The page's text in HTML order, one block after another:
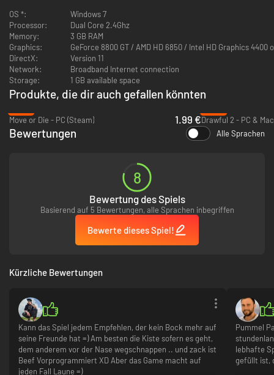
BRETT-MODUS
Es kann hier nur einen Gewinner geben, und du weißt, dass du es sein
musst! Kämpfe dich durch gefährliches Gelände, um ein Arsenal an
Waffen und Gegenständen zu erwerben, und setze sie nach Belieben ein,
um sicherzustellen, dass du über deine Freunde triumphierst.
Gegenstände, um dir den Weg zum Sieg zu bahnen. Vom einfachen
„Boxhandschuh“ bis hin zur lächerlichen „ferngesteuerten Aubergine“
die Siegesambitionen deiner Freunde zunichte zu machen!
MINISPIELE
Vom einfachen nostalgischen Spaß bis hin zu einzigartigen und
evolutionären Spielen – Pummel Party enthält eine breite Palette
aufregender Minispiele. Stoße deine Freunde in „Schnee-Schleudern“ in
den Abgrund, grab dreidimensional in „Sandige Suche“, um als Erster den
Schatz zu finden, und vergewissere dich, dass du nicht die Bombe in der
OS *:
Windows 7
Processor:
Dual Core 2.4Ghz
Memory:
3 GB RAM
Graphics:
GeForce 8800 GT / AMD HD 6850 / Intel HD Graphics 4400
DirectX:
Version 11
Network:
Broadband Internet connection
Storage:
1 GB available space
Produkte, die dir auch gefallen könnten
Move or Die - PC (Steam)
1.99 €Drawful 2 - PC &
Bewertungen Alle Sprachen
8
Bewertung des Spiels
Basierend auf 5 Bewertungen, alle Sprachen inbegriffen
Bewerte dieses Spiel!
Kürzliche Bewertungen
Kann das Spiel jedem Empfehlen, der kein Bock mehr auf
seine Freunde hat =) Am besten die Kiste sofern es geht,
dem anderem vor der Nase wegschnappen .. und zack ist
Beef Vorprogrammiert XD Aber das Game macht auf
jeden Fall Laune =)
Pummel
lebhafte
gefüllt ist,